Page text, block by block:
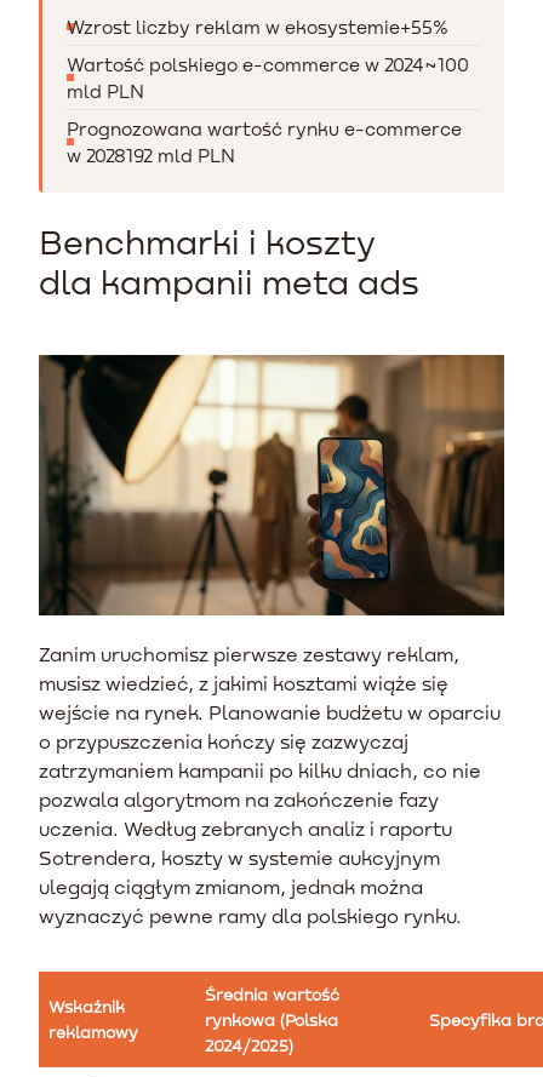
Wzrost liczby reklam w ekosystemie+55%
Wartość polskiego e-commerce w 2024~100
mld PLN
Prognozowana wartość rynku e-commerce
w 2028192 mld PLN
Benchmarki i koszty
dla kampanii meta ads
Zanim uruchomisz pierwsze zestawy reklam,
musisz wiedzieć, z jakimi kosztami wiąże się
wejście na rynek. Planowanie budżetu w oparciu
o przypuszczenia kończy się zazwyczaj
zatrzymaniem kampanii po kilku dniach, co nie
pozwala algorytmom na zakończenie fazy
uczenia. Według zebranych analiz i raportu
Sotrendera, koszty w systemie aukcyjnym
ulegają ciągłym zmianom, jednak można
wyznaczyć pewne ramy dla polskiego rynku.
Wskaźnik
reklamowy
Średnia wartość
rynkowa (Polska
2024/2025)
Specyfika